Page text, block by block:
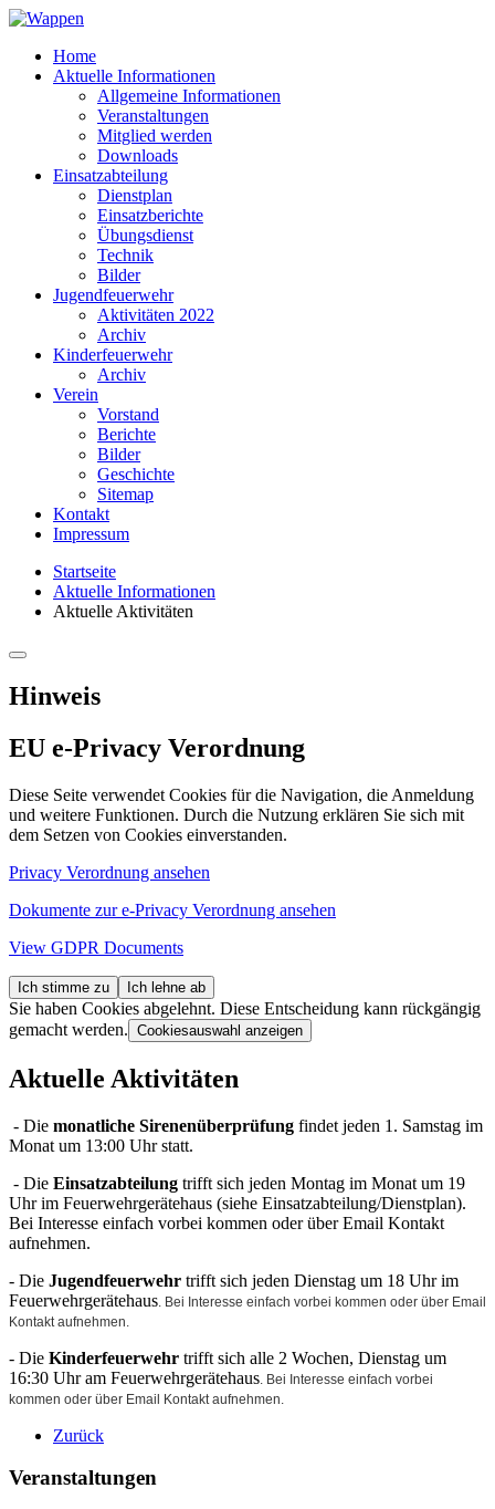
Home
Aktuelle Informationen
Allgemeine Informationen
Veranstaltungen
Mitglied werden
Downloads
Einsatzabteilung
Dienstplan
Einsatzberichte
Übungsdienst
Technik
Bilder
Jugendfeuerwehr
Aktivitäten 2022
Archiv
Kinderfeuerwehr
Archiv
Verein
Vorstand
Berichte
Bilder
Geschichte
Sitemap
Kontakt
Impressum
Startseite
Aktuelle Informationen
Aktuelle Aktivitäten
Hinweis
EU e-Privacy Verordnung
Diese Seite verwendet Cookies für die Navigation, die Anmeldung
und weitere Funktionen. Durch die Nutzung erklären Sie sich mit
dem Setzen von Cookies einverstanden.
Privacy Verordnung ansehen
Dokumente zur e-Privacy Verordnung ansehen
View GDPR Documents
Ich stimme zu Ich lehne ab
Sie haben Cookies abgelehnt. Diese Entscheidung kann rückgängig
gemacht werden. Cookiesauswahl anzeigen
Aktuelle Aktivitäten
- Die monatliche Sirenenüberprüfung findet jeden 1. Samstag im
Monat um 13:00 Uhr statt.
- Die Einsatzabteilung trifft sich jeden Montag im Monat um 19
Uhr im Feuerwehrgerätehaus (siehe Einsatzabteilung/Dienstplan).
Bei Interesse einfach vorbei kommen oder über Email Kontakt
aufnehmen.
- Die Jugendfeuerwehr trifft sich jeden Dienstag um 18 Uhr im
Feuerwehrgerätehaus . Bei Interesse einfach vorbei kommen oder über Email
Kontakt aufnehmen.
- Die Kinderfeuerwehr trifft sich alle 2 Wochen, Dienstag um
16:30 Uhr am Feuerwehrgerätehaus . Bei Interesse einfach vorbei
kommen oder über Email Kontakt aufnehmen.
Zurück
Veranstaltungen